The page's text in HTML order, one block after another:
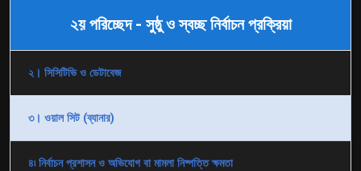
২য় পরিচ্ছেদ - সুষ্ঠু ও স্বচ্ছ নির্বাচন প্রক্রিয়া
২। সিসিটিভি ও ডেটাবেজ
৩। ওয়াল সিট (ব্যানার)
৪৷ নির্বাচন প্রশাসন ও অভিযোগ বা মামলা নিষ্পত্তি ক্ষমতা